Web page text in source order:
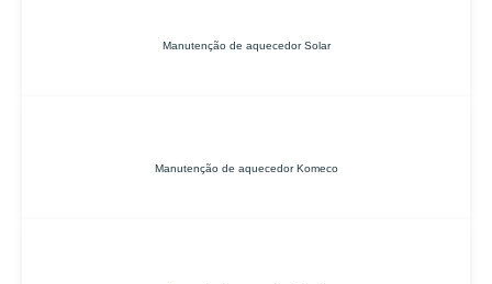
Manutenção de aquecedor Solar
Manutenção de aquecedor Komeco